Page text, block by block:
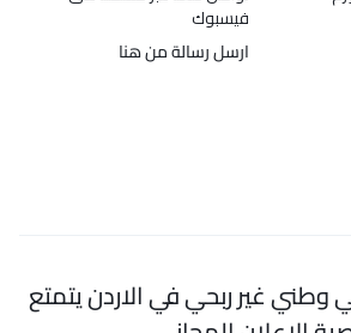
فيسبوك
ارسل رسالة من هنا
وطني غير ربحي في الاردن يتمتع